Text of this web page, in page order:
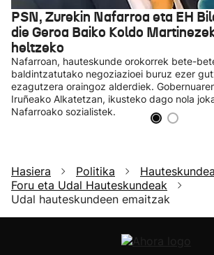
PSN, Zurekin Nafarroa eta EH
die Geroa Baiko Koldo
heltzeko
Nafarroan, hauteskunde orokorrek bete-
baldintzatutako negoziazioei buruz ezer
ezagutzera oraingoz alderdiek.
Iruñeako Alkatetzan, ikusteko dago nola
Nafarroako sozialistek.
Hasiera Politika
Foru eta Udal Hauteskundeak
Udal hauteskundeen emaitzak